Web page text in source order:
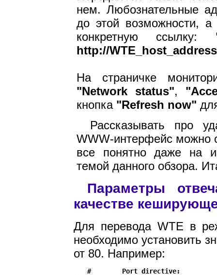
нем. Любознательные
до этой возможности,
конкретную ссылку:
http://
На страничке
"Network status",
кнопка "Refresh now"
Рассказывать про
WWW-интерфейс можно
все понятно даже на
темой данного обзора.
Параметры
качестве
Для перевода WTE в
необходимо установить
от 80. Например:
#        Port directive: